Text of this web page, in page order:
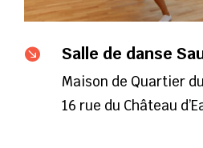
 Salle de danse
Maison de Quartier
16 rue du Château